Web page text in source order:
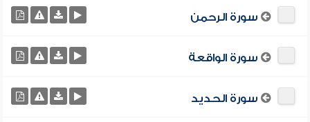
سورة الرحمن
سورة الواقعة
سورة الحديد